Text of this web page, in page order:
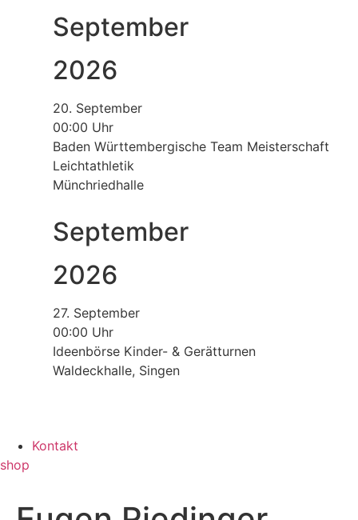
September
2026
20. September
00:00 Uhr
Baden Württembergische Team Meisterschaft
Leichtathletik
Münchriedhalle
September
2026
27. September
00:00 Uhr
Ideenbörse Kinder- & Gerätturnen
Waldeckhalle, Singen
Kontakt
shop